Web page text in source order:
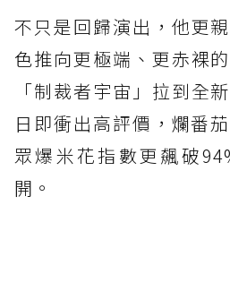
不只是回歸演出，他更
色推向更極端、更赤裸
「制裁者宇宙」拉到全
日即衝出高評價，爛番
眾爆米花指數更飆破
開。